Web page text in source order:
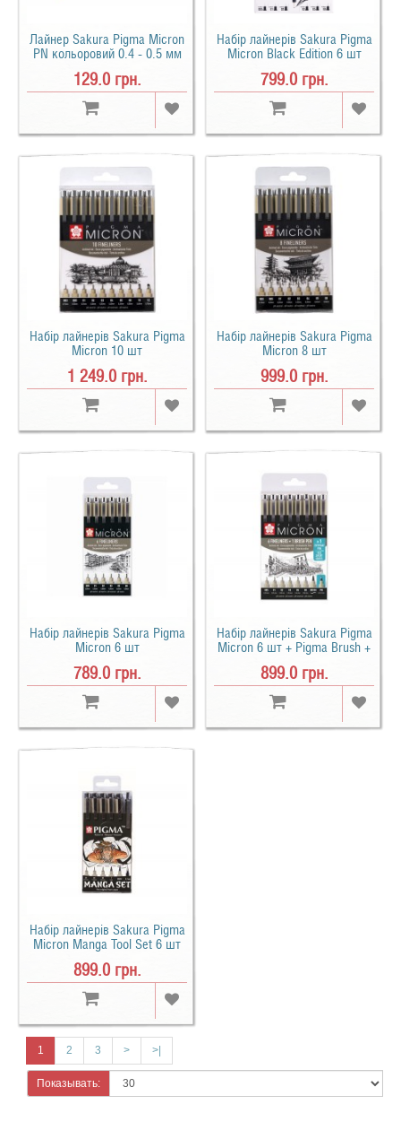
Лайнер Sakura Pigma Micron
PN кольоровий 0.4 - 0.5 мм
129.0 грн.
Набір лайнерів Sakura Pigma
Micron Black Edition 6 шт
799.0 грн.
Набір лайнерів Sakura Pigma
Micron 10 шт
1 249.0 грн.
Набір лайнерів Sakura Pigma
Micron 8 шт
999.0 грн.
Набір лайнерів Sakura Pigma
Micron 6 шт
789.0 грн.
Набір лайнерів Sakura Pigma
Micron 6 шт + Pigma Brush +
899.0 грн.
Набір лайнерів Sakura Pigma
Micron Manga Tool Set 6 шт
899.0 грн.
1 2 3 > >|
Показывать: